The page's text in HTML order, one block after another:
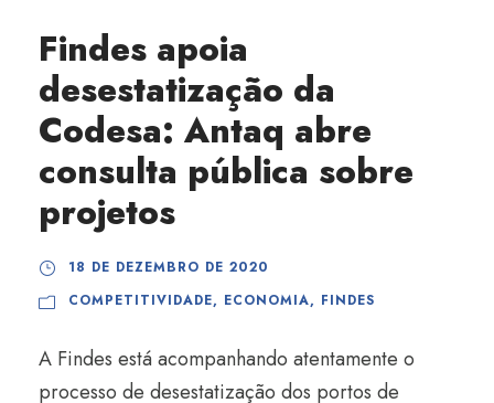
Findes apoia
desestatização da
Codesa: Antaq abre
consulta pública sobre
projetos
18 DE DEZEMBRO DE 2020
COMPETITIVIDADE, ECONOMIA, FINDES
A Findes está acompanhando atentamente o
processo de desestatização dos portos de